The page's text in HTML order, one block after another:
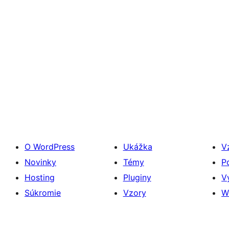
O WordPress
Novinky
Hosting
Súkromie
Ukážka
Témy
Pluginy
Vzory